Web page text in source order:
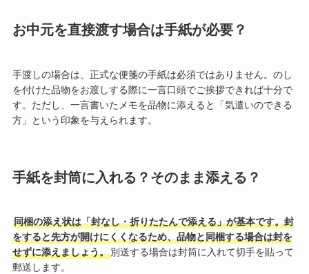
お中元を直接渡す場合は手紙が必要？
手渡しの場合は、正式な便箋の手紙は必須ではありません。のし
を付けた品物をお渡しする際に一言口頭でご挨拶できれば十分で
す。ただし、一言書いたメモを品物に添えると「気遣いのできる
方」という印象を与えられます。
手紙を封筒に入れる？そのまま添える？
同梱の添え状は「封なし・折りたたんで添える」が基本です。封
をすると先方が開けにくくなるため、品物と同梱する場合は封を
せずに添えましょう。別送する場合は封筒に入れて切手を貼って
郵送します。